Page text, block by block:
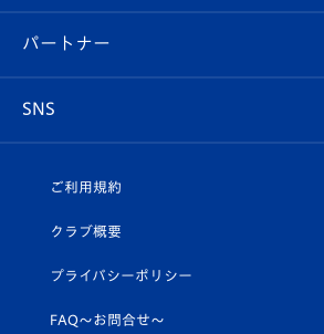
メディア
ホームタウン
マスコット紹介
平和祈念活動
ヴィヴィくんの長崎おもてなしガイド
スタジアムグルメ
V-LOVERS（ファンクラブ）
プレイヤーズスイート
店舗情報
育成からのお知らせ
U-18
スクール
パートナー
SNS
ヴィヴィくんインスタグラム
公式LINE＠
ご利用規約
クラブ概要
プライバシーポリシー
FAQ〜お問合せ〜